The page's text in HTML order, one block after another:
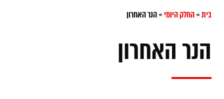
בית»החלק היומי»הנר האחרון
הנר האחרון